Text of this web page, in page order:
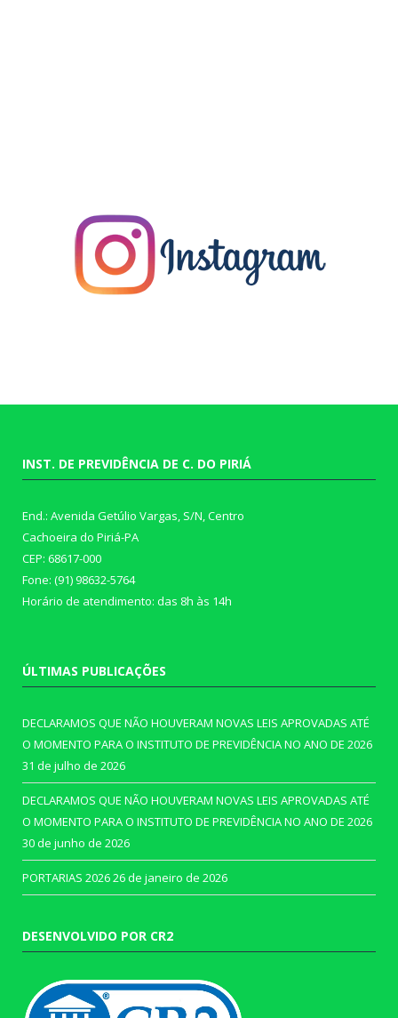
INST. DE PREVIDÊNCIA DE C. DO PIRIÁ
End.: Avenida Getúlio Vargas, S/N, Centro
Cachoeira do Piriá-PA
CEP: 68617-000
Fone: (91) 98632-5764
Horário de atendimento: das 8h às 14h
ÚLTIMAS PUBLICAÇÕES
DECLARAMOS QUE NÃO HOUVERAM NOVAS LEIS APROVADAS ATÉ
O MOMENTO PARA O INSTITUTO DE PREVIDÊNCIA NO ANO DE 2026
31 de julho de 2026
DECLARAMOS QUE NÃO HOUVERAM NOVAS LEIS APROVADAS ATÉ
O MOMENTO PARA O INSTITUTO DE PREVIDÊNCIA NO ANO DE 2026
30 de junho de 2026
PORTARIAS 202626 de janeiro de 2026
DESENVOLVIDO POR CR2